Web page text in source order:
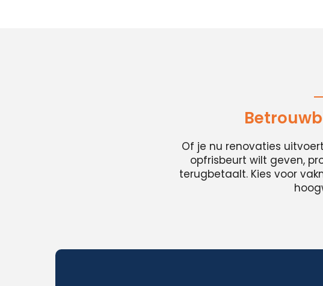
Of je nu renovaties
opfrisbeurt wilt geven,
terugbetaalt. Kies voor